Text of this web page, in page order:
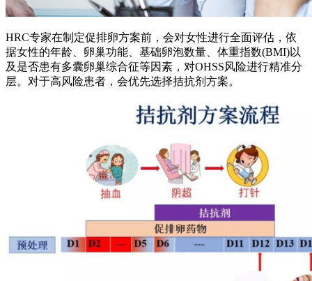
HRC专家在制定促排卵方案前，会对女性进行全面评估，依
据女性的年龄、卵巢功能、基础卵泡数量、体重指数(BMI)以
及是否患有多囊卵巢综合征等因素，对OHSS风险进行精准分
层。对于高风险患者，会优先选择拮抗剂方案。